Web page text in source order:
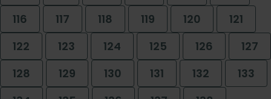
116
117 118 119 120
121
122
123 124 125 126
127
128
129 130 131 132
133